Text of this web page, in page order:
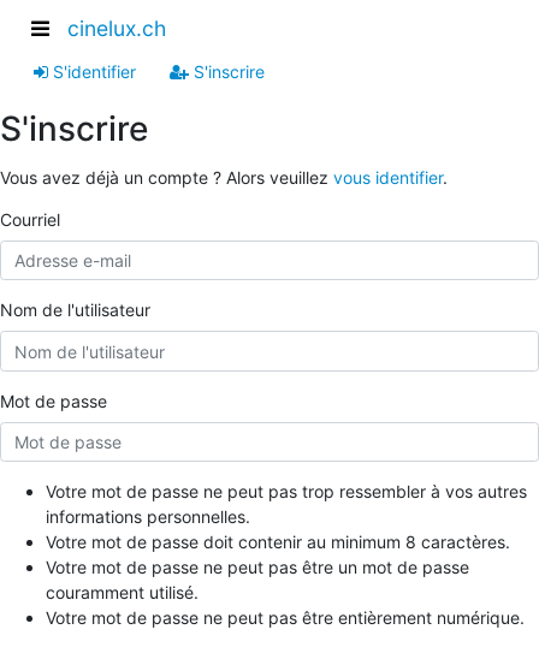
cinelux.ch
S'identifier S'inscrire
S'inscrire
Vous avez déjà un compte ? Alors veuillez vous identifier.
Courriel
Nom de l'utilisateur
Mot de passe
Votre mot de passe ne peut pas trop ressembler à vos autres
informations personnelles.
Votre mot de passe doit contenir au minimum 8 caractères.
Votre mot de passe ne peut pas être un mot de passe
couramment utilisé.
Votre mot de passe ne peut pas être entièrement numérique.